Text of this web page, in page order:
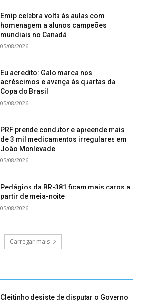
Emip celebra volta às aulas com
homenagem a alunos campeões
mundiais no Canadá
05/08/2026
Eu acredito: Galo marca nos
acréscimos e avança às quartas da
Copa do Brasil
05/08/2026
PRF prende condutor e apreende mais
de 3 mil medicamentos irregulares em
João Monlevade
05/08/2026
Pedágios da BR-381 ficam mais caros a
partir de meia-noite
05/08/2026
Carregar mais
Cleitinho desiste de disputar o Governo